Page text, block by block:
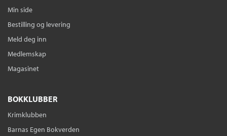
Min side
Bestilling og levering
Meld deg inn
Medlemskap
Magasinet
BOKKLUBBER
Krimklubben
Barnas Egen Bokverden